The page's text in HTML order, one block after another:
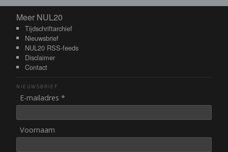
Meer NUL20
Meer NUL20
Tijdschriftarchief
Nieuwsbrief
NUL20 RSS-feeds
Disclaimer
Contact
NIEUWSBRIEF
E-mailadres *
Voornaam